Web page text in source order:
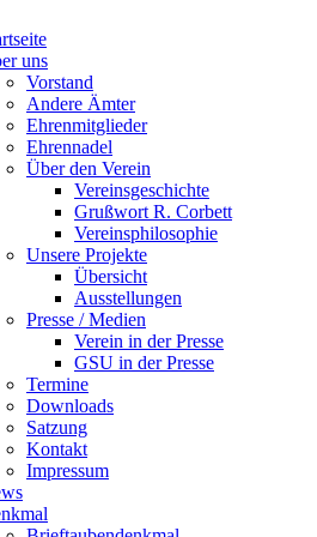
uns
Vorstand
Andere Ämter
Ehrenmitglieder
Ehrennadel
Über den Verein
Vereinsgeschichte
Grußwort R. Corbett
Vereinsphilosophie
Unsere Projekte
Übersicht
Ausstellungen
Presse / Medien
Verein in der Presse
GSU in der Presse
Termine
Downloads
Satzung
Kontakt
Impressum